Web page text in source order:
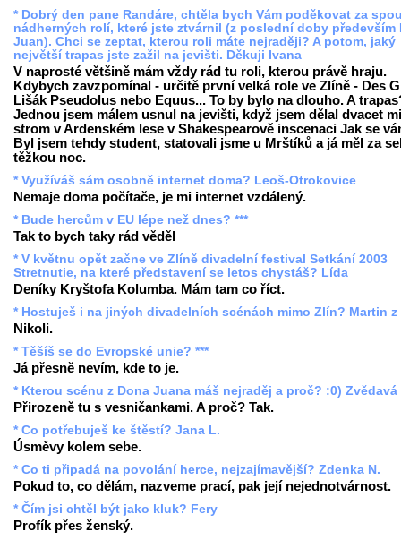
* Dobrý den pane Randáre, chtěla bych Vám poděkovat za
nádherných rolí, které jste ztvárnil (z poslední doby především
Juan). Chci se zeptat, kterou roli máte nejraději? A potom, jaký
největší trapas jste zažil na jevišti. Děkuji Ivana
V naprosté většině mám vždy rád tu roli, kterou právě hraju.
Kdybych zavzpomínal - určitě první velká role ve Zlíně - Des
Lišák Pseudolus nebo Equus... To by bylo na dlouho. A
Jednou jsem málem usnul na jevišti, když jsem dělal dvacet
strom v Ardenském lese v Shakespearově inscenaci Jak se
Byl jsem tehdy student, statovali jsme u Mrštíků a já měl za
těžkou noc.
* Využíváš sám osobně internet doma? Leoš-Otrokovice
Nemaje doma počítače, je mi internet vzdálený.
* Bude hercům v EU lépe než dnes? ***
Tak to bych taky rád věděl
* V květnu opět začne ve Zlíně divadelní festival Setkání 2003
Stretnutie, na které představení se letos chystáš? Lída
Deníky Kryštofa Kolumba. Mám tam co říct.
* Hostuješ i na jiných divadelních scénách mimo Zlín? Martin z
Nikoli.
* Těšíš se do Evropské unie? ***
Já přesně nevím, kde to je.
* Kterou scénu z Dona Juana máš nejraděj a proč? :0) Zvědavá
Přirozeně tu s vesničankami. A proč? Tak.
* Co potřebuješ ke štěstí? Jana L.
Úsměvy kolem sebe.
* Co ti připadá na povolání herce, nejzajímavější? Zdenka N.
Pokud to, co dělám, nazveme prací, pak její nejednotvárnost.
* Čím jsi chtěl být jako kluk? Fery
Profík přes ženský.